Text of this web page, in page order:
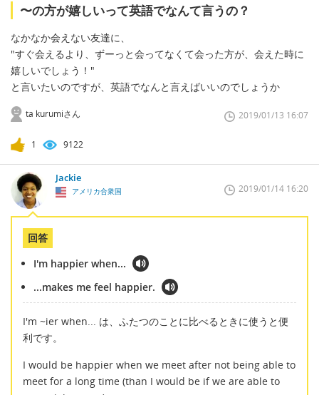
〜の方が嬉しいって英語でなんて言うの？
なかなか会えない友達に、
"すぐ会えるより、ずーっと会ってなくて会った方が、会えた時に
嬉しいでしょう！"
と言いたいのですが、英語でなんと言えばいいのでしょうか
ta kurumiさん 2019/01/13 16:07
1 9122
Jackie
アメリカ合衆国 2019/01/14 16:20
回答
I'm happier when...
...makes me feel happier.
I'm ~ier when... は、ふたつのことに比べるときに使うと便
利です。
I would be happier when we meet after not being able to
meet for a long time (than I would be if we are able to